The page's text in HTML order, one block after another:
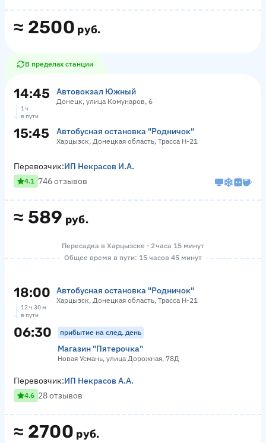
≈ 2500 руб.
В пределах станции
14:45 Автовокзал Южный
Донецк, улица Комунаров, 6
1 ч
в пути
15:45 Автобусная остановка "Родничок"
Харцызск, Донецкая область, Трасса Н-21
≈ 589 руб.
Перевозчик:ИП Некрасов И.А.
4.1 746 отзывов
Пересадка в Харцызске · 2 часа 15 минут
Общее время в пути: 15 часов 45 минут
18:00 Автобусная остановка "Родничок"
Харцызск, Донецкая область, Трасса Н-21
12 ч 30 м
в пути
06:30 прибытие на след. день
Магазин "Пятерочка"
Новая Усмань, улица Дорожная, 78Д
≈ 2700 руб.
Перевозчик:ИП Некрасов А.А.
4.6 28 отзывов